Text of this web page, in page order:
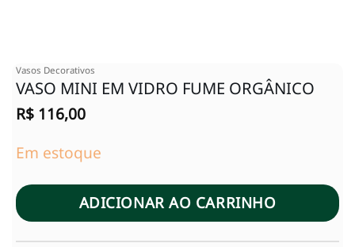
Vasos Decorativos
VASO MINI EM VIDRO FUME ORGÂNICO
R$ 116,00
Em estoque
ADICIONAR AO CARRINHO